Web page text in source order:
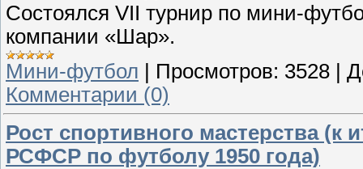
Состоялся VII турнир по мини-
компании «Шар».
Мини-футбол | Просмотров: 3528 |
Комментарии (0)
Рост спортивного мастерства (к
РСФСР по футболу 1950 года)